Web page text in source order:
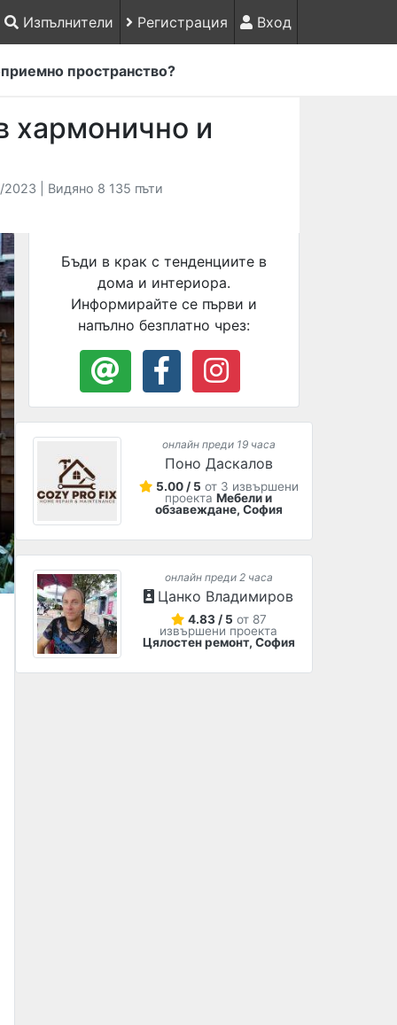
Изпълнители Регистрация Вход
пространство?
хармонично и
| Видяно 8 135 пъти
Бъди в крак с тенденциите в
дома и интериора.
Информирайте се първи и
напълно безплатно чрез:
онлайн преди 19 часа
Поно Даскалов
5.00 / 5 от 3 извършени
проектаМебели и
обзавеждане, София
онлайн преди 2 часа
Цанко Владимиров
4.83 / 5 от 87
извършени проекта
Цялостен ремонт, София